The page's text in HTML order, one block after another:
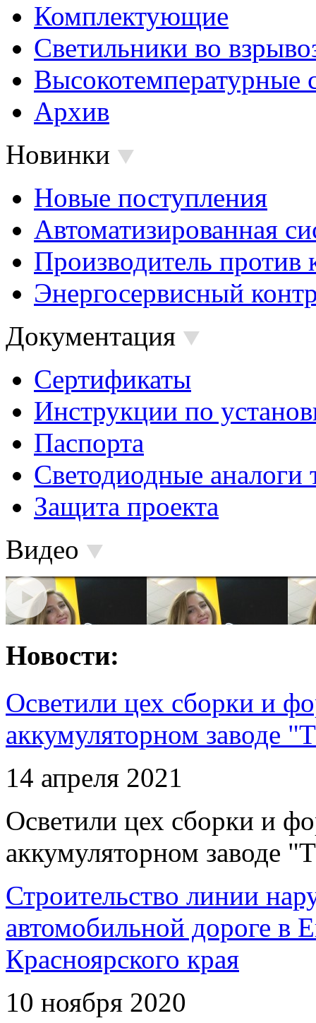
Комплектующие
Светильники во
Высокотемпературные
Архив
Новинки
Новые поступления
Автоматизированная
Производитель против
Энергосервисный
Документация
Сертификаты
Инструкции по
Паспорта
Светодиодные аналоги
Защита проекта
Видео
Новости:
Осветили цех сборки и
аккумуляторном заводе
14 апреля 2021
Осветили цех сборки и
аккумуляторном заводе
Строительство линии
автомобильной дороге в
Красноярского края
10 ноября 2020